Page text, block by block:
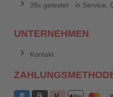
39x getestet - in Service,
UNTERNEHMEN
Kontakt